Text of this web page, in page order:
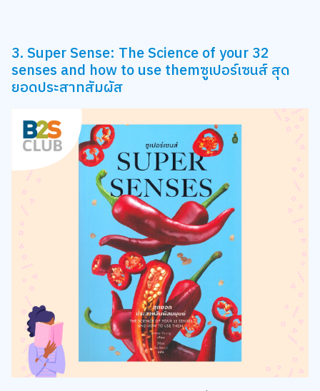
3. Super Sense: The Science of your 32
senses and how to use themซูเปอร์เซนส์ สุด
ยอดประสาทสัมผัส